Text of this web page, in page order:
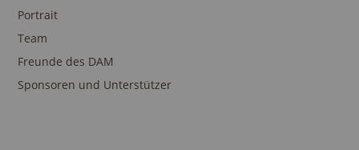
Portrait
Team
Freunde des DAM
Sponsoren und Unterstützer